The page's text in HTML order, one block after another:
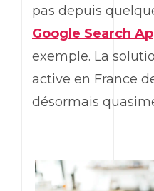
pas depuis
Google Search
exemple. La
active en France
désormais